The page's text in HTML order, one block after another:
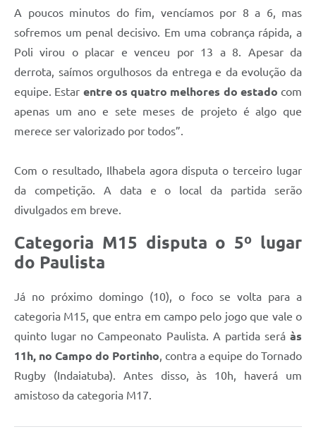
A poucos minutos do fim, vencíamos por 8 a 6, mas
sofremos um penal decisivo. Em uma cobrança rápida, a
Poli virou o placar e venceu por 13 a 8. Apesar da
derrota, saímos orgulhosos da entrega e da evolução da
equipe. Estar entre os quatro melhores do estado com
apenas um ano e sete meses de projeto é algo que
merece ser valorizado por todos”.
Com o resultado, Ilhabela agora disputa o terceiro lugar
da competição. A data e o local da partida serão
divulgados em breve.
Categoria M15 disputa o 5º lugar
do Paulista
Já no próximo domingo (10), o foco se volta para a
categoria M15, que entra em campo pelo jogo que vale o
quinto lugar no Campeonato Paulista. A partida será às
11h, no Campo do Portinho, contra a equipe do Tornado
Rugby (Indaiatuba). Antes disso, às 10h, haverá um
amistoso da categoria M17.